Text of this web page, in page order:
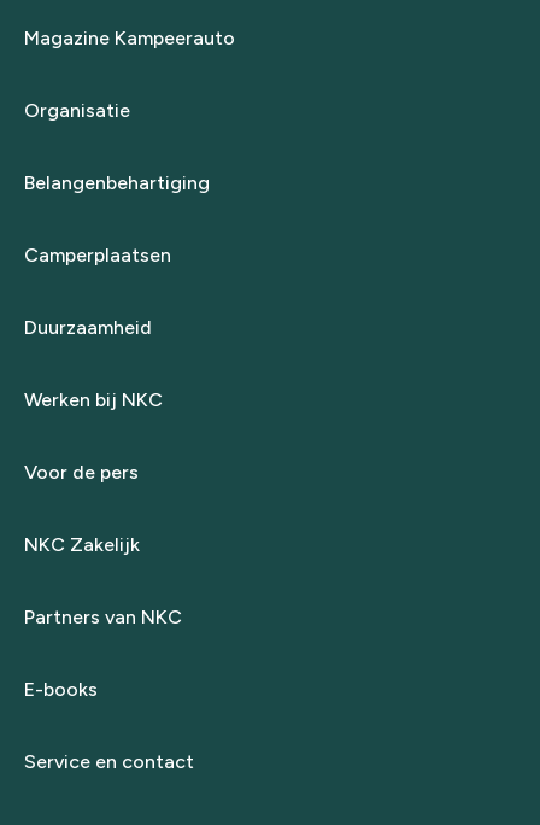
Magazine Kampeerauto
Organisatie
Belangenbehartiging
Camperplaatsen
Duurzaamheid
Werken bij NKC
Voor de pers
NKC Zakelijk
Partners van NKC
E-books
Service en contact